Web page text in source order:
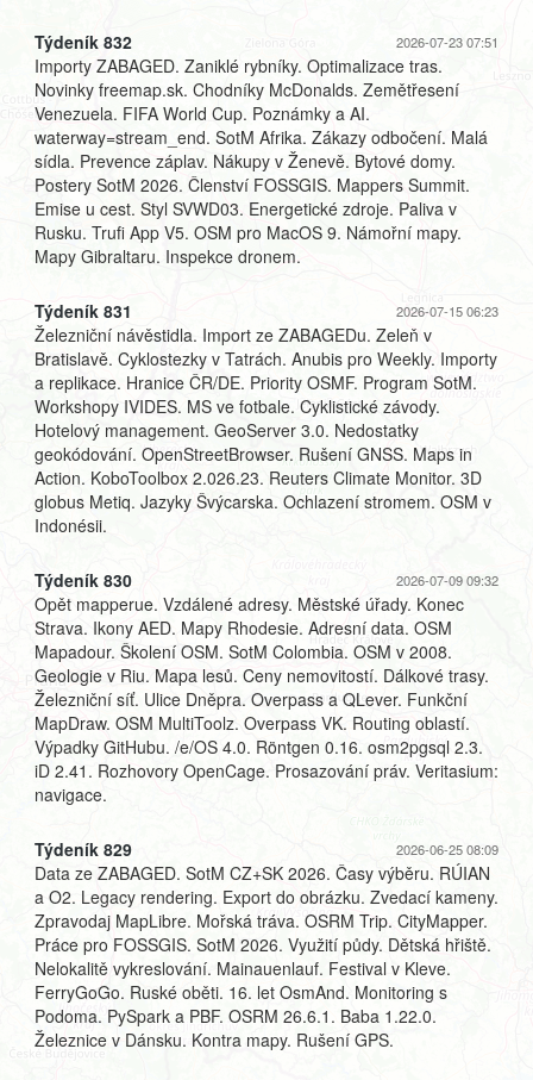
2026-07-23 07:51
Týdeník 832
Importy ZABAGED. Zaniklé rybníky. Optimalizace tras.
Novinky freemap.sk. Chodníky McDonalds. Zemětřesení
Venezuela. FIFA World Cup. Poznámky a AI.
waterway=stream_end. SotM Afrika. Zákazy odbočení. Malá
sídla. Prevence záplav. Nákupy v Ženevě. Bytové domy.
Postery SotM 2026. Členství FOSSGIS. Mappers Summit.
Emise u cest. Styl SVWD03. Energetické zdroje. Paliva v
Rusku. Trufi App V5. OSM pro MacOS 9. Námořní mapy.
Mapy Gibraltaru. Inspekce dronem.
2026-07-15 06:23
Týdeník 831
Železniční návěstidla. Import ze ZABAGEDu. Zeleň v
Bratislavě. Cyklostezky v Tatrách. Anubis pro Weekly. Importy
a replikace. Hranice ČR/DE. Priority OSMF. Program SotM.
Workshopy IVIDES. MS ve fotbale. Cyklistické závody.
Hotelový management. GeoServer 3.0. Nedostatky
geokódování. OpenStreetBrowser. Rušení GNSS. Maps in
Action. KoboToolbox 2.026.23. Reuters Climate Monitor. 3D
globus Metiq. Jazyky Švýcarska. Ochlazení stromem. OSM v
Indonésii.
2026-07-09 09:32
Týdeník 830
Opět mapperue. Vzdálené adresy. Městské úřady. Konec
Strava. Ikony AED. Mapy Rhodesie. Adresní data. OSM
Mapadour. Školení OSM. SotM Colombia. OSM v 2008.
Geologie v Riu. Mapa lesů. Ceny nemovitostí. Dálkové trasy.
Železniční síť. Ulice Dněpra. Overpass a QLever. Funkční
MapDraw. OSM MultiToolz. Overpass VK. Routing oblastí.
Výpadky GitHubu. /e/OS 4.0. Röntgen 0.16. osm2pgsql 2.3.
iD 2.41. Rozhovory OpenCage. Prosazování práv. Veritasium:
navigace.
2026-06-25 08:09
Týdeník 829
Data ze ZABAGED. SotM CZ+SK 2026. Časy výběru. RÚIAN
a O2. Legacy rendering. Export do obrázku. Zvedací kameny.
Zpravodaj MapLibre. Mořská tráva. OSRM Trip. CityMapper.
Práce pro FOSSGIS. SotM 2026. Využití půdy. Dětská hřiště.
Nelokalitě vykreslování. Mainauenlauf. Festival v Kleve.
FerryGoGo. Ruské oběti. 16. let OsmAnd. Monitoring s
Podoma. PySpark a PBF. OSRM 26.6.1. Baba 1.22.0.
Železnice v Dánsku. Kontra mapy. Rušení GPS.